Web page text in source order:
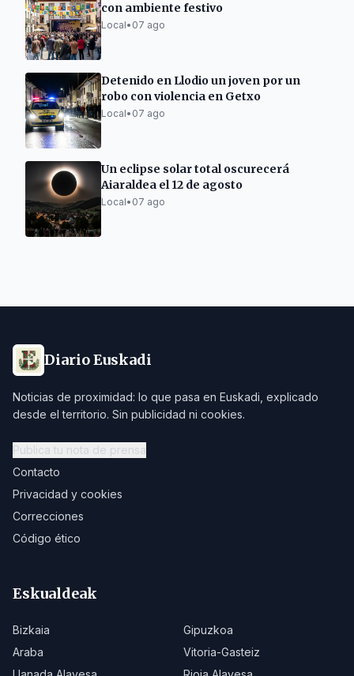
con ambiente festivo
Local• 07 ago
Detenido en Llodio un joven por un
robo con violencia en Getxo
Local• 07 ago
Un eclipse solar total oscurecerá
Aiaraldea el 12 de agosto
Local• 07 ago
Diario Euskadi
Noticias de proximidad: lo que pasa en Euskadi, explicado
desde el territorio. Sin publicidad ni cookies.
Publica tu nota de prensa
Contacto
Privacidad y cookies
Correcciones
Código ético
Eskualdeak
Bizkaia
Gipuzkoa
Araba
Vitoria-Gasteiz